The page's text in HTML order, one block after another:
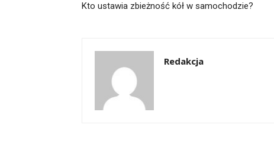
Kto ustawia zbieżność kół w samochodzie?
Redakcja